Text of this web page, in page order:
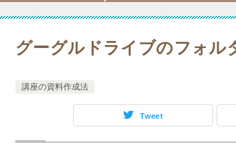
グーグルドライブのフォル
講座の資料作成法
Tweet